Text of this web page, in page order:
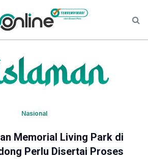
Nasional
Memorial Living Park di
Perlu Disertai Proses